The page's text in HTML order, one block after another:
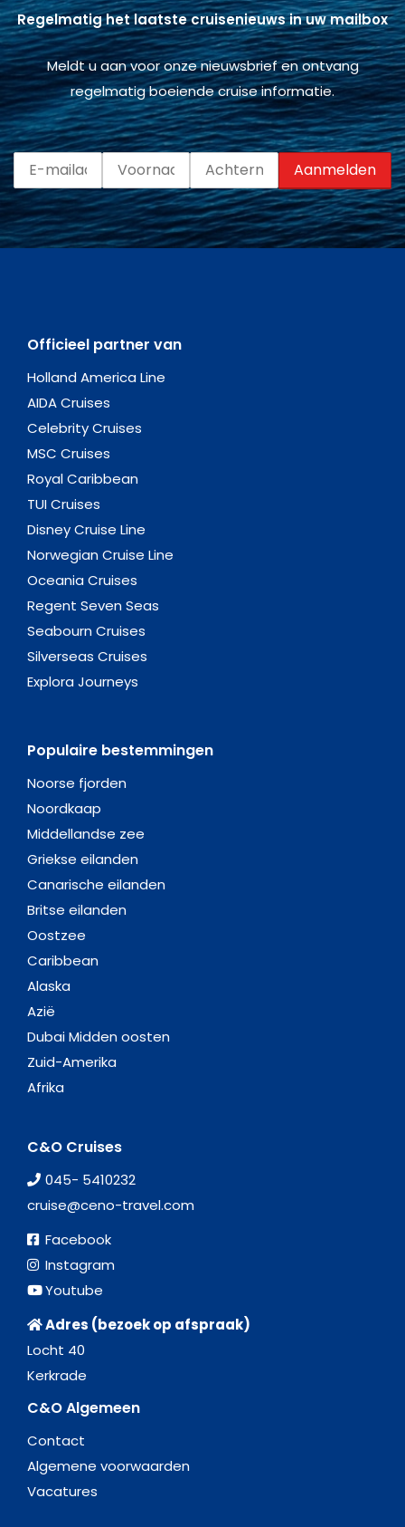
Regelmatig het laatste cruisenieuws in uw mailbox
Meldt u aan voor onze nieuwsbrief en ontvang
regelmatig boeiende cruise informatie.
Officieel partner van
Holland America Line
AIDA Cruises
Celebrity Cruises
MSC Cruises
Royal Caribbean
TUI Cruises
Disney Cruise Line
Norwegian Cruise Line
Oceania Cruises
Regent Seven Seas
Seabourn Cruises
Silverseas Cruises
Explora Journeys
Populaire bestemmingen
Noorse fjorden
Noordkaap
Middellandse zee
Griekse eilanden
Canarische eilanden
Britse eilanden
Oostzee
Caribbean
Alaska
Azië
Dubai Midden oosten
Zuid-Amerika
Afrika
C&O Cruises
045- 5410232
cruise@ceno-travel.com
Facebook
Instagram
Youtube
Adres (bezoek op afspraak)
Locht 40
Kerkrade
C&O Algemeen
Contact
Algemene voorwaarden
Vacatures